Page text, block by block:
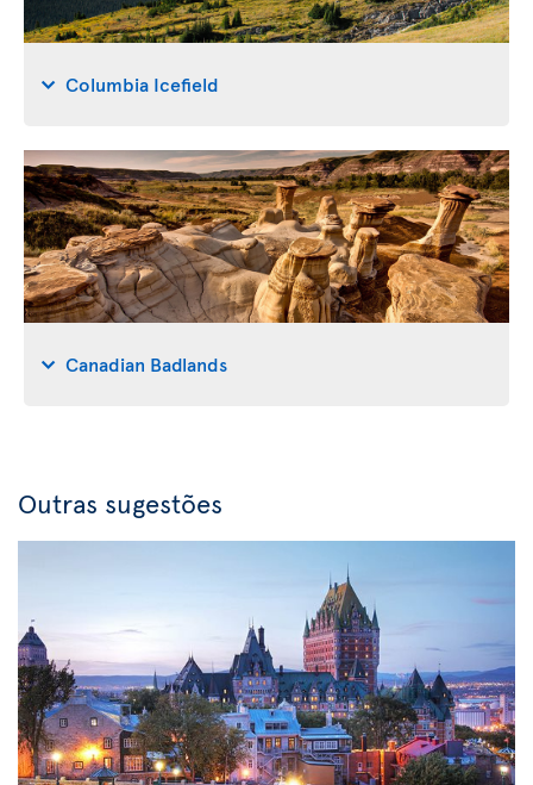
Columbia Icefield
Canadian Badlands
Outras sugestões